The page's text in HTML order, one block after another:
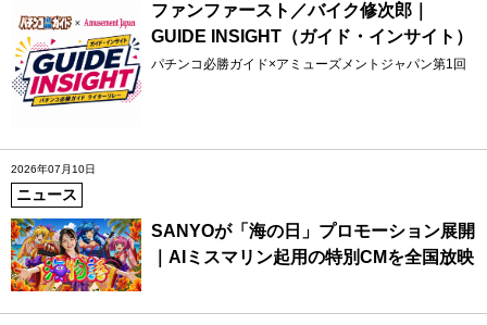
ファンファースト／バイク修次郎｜
GUIDE INSIGHT（ガイド・インサイト）
パチンコ必勝ガイド×アミューズメントジャパン第1回
2026年07月10日
ニュース
SANYOが「海の日」プロモーション展開
｜AIミスマリン起用の特別CMを全国放映